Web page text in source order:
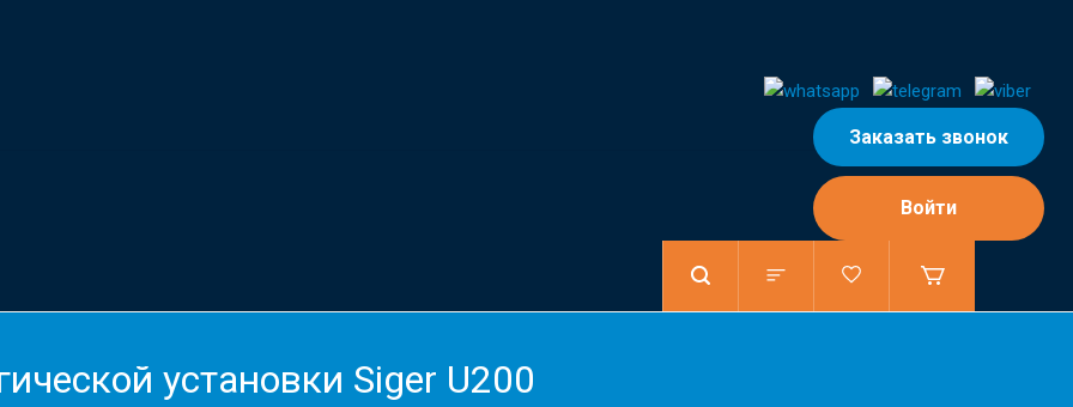
Заказать звонок
Войти
установки Siger U200